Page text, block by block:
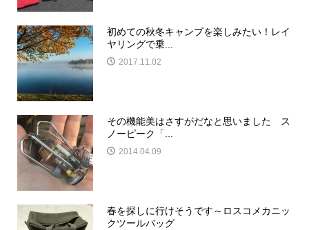
初めての秋冬キャンプを楽しみたい！レイ
ヤリングで乗...
2017.11.02
その機能美はさすがだなと思いました ス
ノーピーク「...
2014.04.09
春を探しに行けそうです～ロスコメカニッ
クツールバッグ